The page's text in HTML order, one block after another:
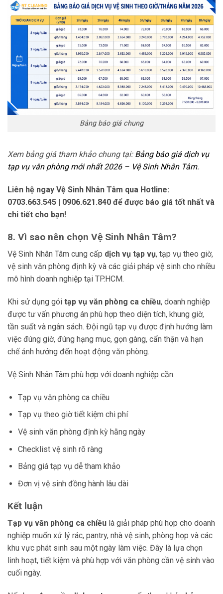
Bảng báo giá chung
Xem bảng giá tham khảo chung tại: Bảng báo giá dịch vụ
tạp vụ văn phòng mới nhất 2026 – Vệ Sinh Nhân Tâm.
Liên hệ ngay Vệ Sinh Nhân Tâm qua Hotline:
0703.663.545 | 0906.621.840 để được báo giá tốt nhất và
chi tiết cho bạn!
8. Vì sao nên chọn Vệ Sinh Nhân Tâm?
Vệ Sinh Nhân Tâm cung cấp dịch vụ tạp vụ, tạp vụ theo giờ,
vệ sinh văn phòng định kỳ và các giải pháp vệ sinh cho nhiều
mô hình doanh nghiệp tại TP.HCM.
Khi sử dụng gói tạp vụ văn phòng ca chiều, doanh nghiệp
được tư vấn phương án phù hợp theo diện tích, khung giờ,
tần suất và ngân sách. Đội ngũ tạp vụ được định hướng làm
việc đúng giờ, đúng hạng mục, gọn gàng, cẩn thận và hạn
chế ảnh hưởng đến hoạt động văn phòng.
Vệ Sinh Nhân Tâm phù hợp với doanh nghiệp cần:
Tạp vụ văn phòng ca chiều
Tạp vụ theo giờ tiết kiệm chi phí
Vệ sinh văn phòng định kỳ hằng ngày
Checklist vệ sinh rõ ràng
Bảng giá tạp vụ dễ tham khảo
Đơn vị vệ sinh đồng hành lâu dài
Kết luận
Tạp vụ văn phòng ca chiều là giải pháp phù hợp cho doanh
nghiệp muốn xử lý rác, pantry, nhà vệ sinh, phòng họp và các
khu vực phát sinh sau một ngày làm việc. Đây là lựa chọn
linh hoạt, tiết kiệm và phù hợp với văn phòng cần vệ sinh vào
cuối ngày.